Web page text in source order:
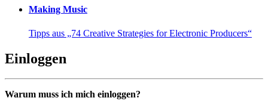
Making Music
Tipps aus „74 Creative Strategies for Electronic Producers“
Einloggen
Warum muss ich mich einloggen?